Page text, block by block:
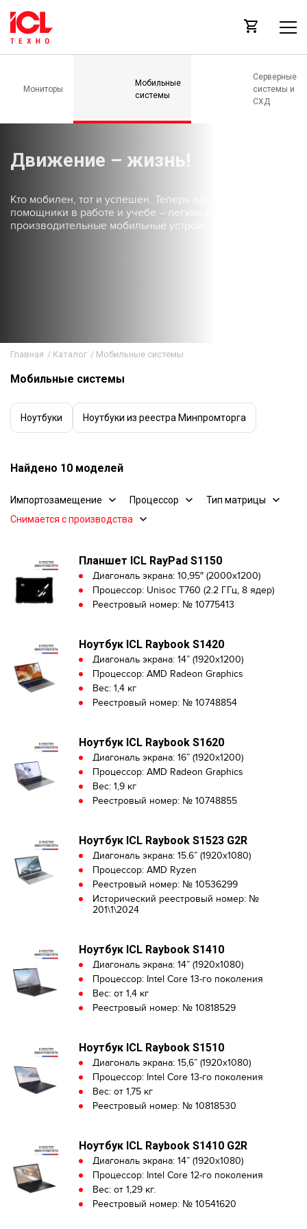
Мониторы
Мобильные
системы
Серверные
системы и
СХД
Движение – жизнь!
Кто мобилен, тот и успешен. Теперь ваши лучшие
помощники в работе и учебе – легкие и
производительные мобильные устройства ICL.
Главная / Каталог / Мобильные системы
Мобильные системы
Ноутбуки Ноутбуки из реестра Минпромторга
Найдено 10 моделей
Импортозамещение Процессор
Тип матрицы
Снимается с производства
Планшет ICL RayPad S1150
Диагональ экрана: 10,95″ (2000x1200)
Процессор: Unisoc T760 (2.2 ГГц, 8 ядер)
Реестровый номер: № 10775413
Ноутбук ICL Raybook S1420
Диагональ экрана: 14” (1920x1200)
Процессор: AMD Radeon Graphics
Вес: 1,4 кг
Реестровый номер: № 10748854
Ноутбук ICL Raybook S1620
Диагональ экрана: 16” (1920x1200)
Процессор: AMD Radeon Graphics
Вес: 1,9 кг
Реестровый номер: № 10748855
Ноутбук ICL Raybook S1523 G2R
Диагональ экрана: 15.6” (1920x1080)
Процессор: AMD Ryzen
Реестровый номер: № 10536299
Исторический реестровый номер: №
201\1\2024
Ноутбук ICL Raybook S1410
Диагональ экрана: 14” (1920x1080)
Процессор: Intel Core 13-го поколения
Вес: от 1,4 кг
Реестровый номер: № 10818529
Ноутбук ICL Raybook S1510
Диагональ экрана: 15,6” (1920x1080)
Процессор: Intel Core 13-го поколения
Вес: от 1,75 кг
Реестровый номер: № 10818530
Ноутбук ICL Raybook S1410 G2R
Диагональ экрана: 14” (1920x1080)
Процессор: Intel Core 12-го поколения
Вес: от 1,29 кг.
Реестровый номер: № 10541620